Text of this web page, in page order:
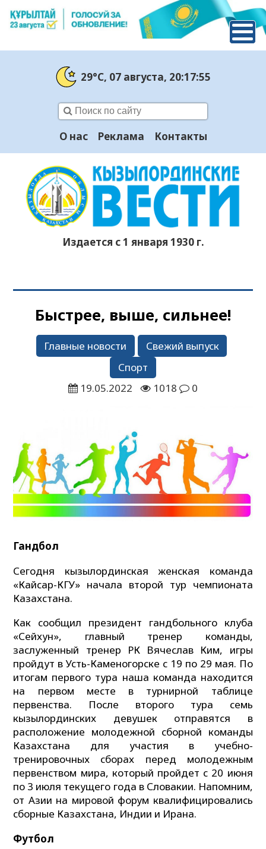
29°C, 07 августа, 20:17:56
О нас Реклама Контакты
Издается с 1 января 1930 г.
Быстрее, выше, сильнее!
Главные новости
Свежий выпуск
Спорт
19.05.2022
1018 0
Гандбол
Сегодня кызылординская женская команда
«Кайсар-КГУ» начала второй тур чемпионата
Казахстана.
Как сообщил президент гандбольного клуба
«Сейхун», главный тренер команды,
заслуженный тренер РК Вячеслав Ким, игры
пройдут в Усть-Каменогорске с 19 по 29 мая. По
итогам первого тура наша команда находится
на первом месте в турнирной таблице
первенства. После второго тура семь
кызылординских девушек отправятся в
расположение молодежной сборной команды
Казахстана для участия в учебно-
тренировочных сборах перед молодежным
первенством мира, который пройдет с 20 июня
по 3 июля текущего года в Словакии. Напомним,
от Азии на мировой форум квалифицировались
сборные Казахстана, Индии и Ирана.
Футбол